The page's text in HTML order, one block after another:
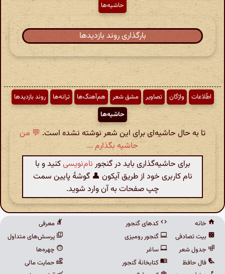
حاشیه‌ها
بارگذاری روند بازدیدها
اطّلاعات واژگان تصاویر مشق شعر هم‌آهنگ‌ها ترانه‌ها
روند بازدیدها
حاشیه‌ها
تا به حال حاشیه‌ای برای این شعر نوشته نشده است. 💬 من
حاشیه بگذارم ...
برای حاشیه‌گذاری باید در گنجور نام‌نویسیکنید و با
نام کاربری خود از طریق آیکون 👤 گوشهٔ پایین سمت
چپ صفحات به آن وارد شوید.
خانه
بیت تصادفی
جدول شعر
فال حافظ
کدهای گنجور
گنجور رومیزی
ساغر
کتابخانهٔ گنجور
معرفی
پرسش‌های متداول
چهره‌ها
حمایت مالی